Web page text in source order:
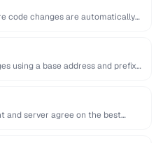
code changes are automatically
using a base address and prefix
and server agree on the best